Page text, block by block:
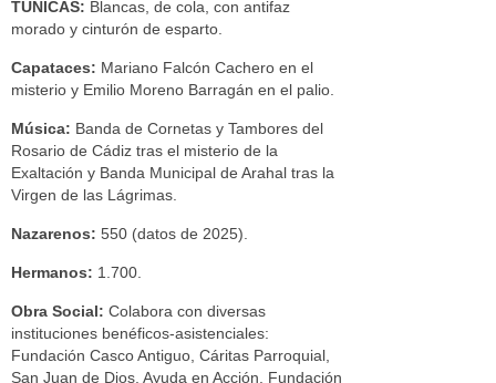
TÚNICAS: Blancas, de cola, con antifaz
morado y cinturón de esparto.
Capataces: Mariano Falcón Cachero en el
misterio y Emilio Moreno Barragán en el palio.
Música: Banda de Cornetas y Tambores del
Rosario de Cádiz tras el misterio de la
Exaltación y Banda Municipal de Arahal tras la
Virgen de las Lágrimas.
Nazarenos: 550 (datos de 2025).
Hermanos: 1.700.
Obra Social: Colabora con diversas
instituciones benéficos-asistenciales:
Fundación Casco Antiguo, Cáritas Parroquial,
San Juan de Dios, Ayuda en Acción, Fundación